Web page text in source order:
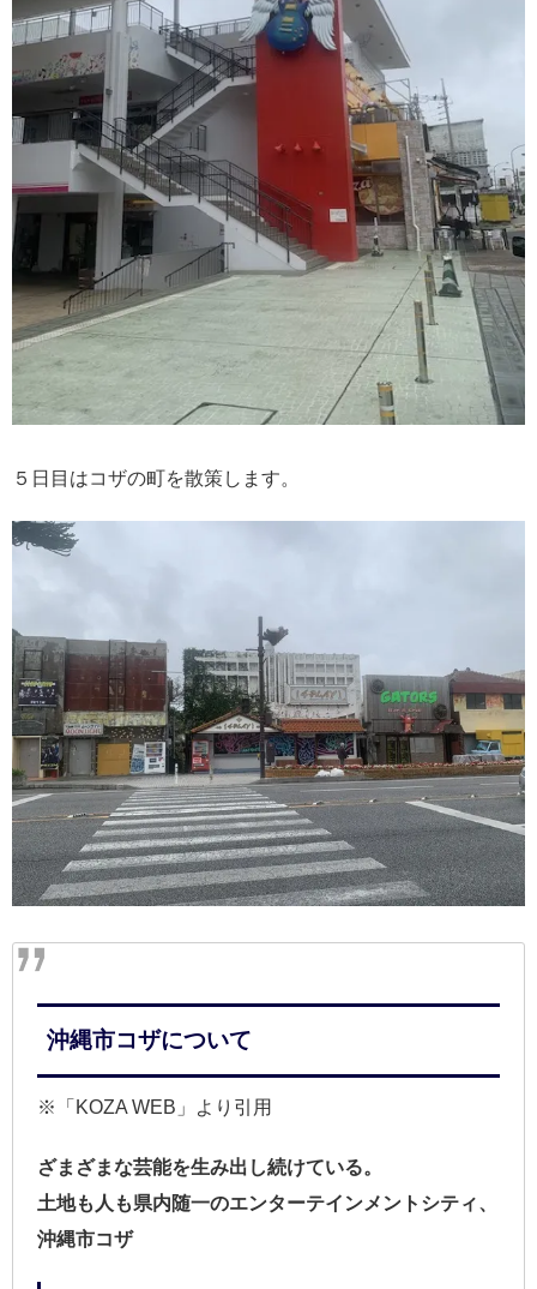
５日目はコザの町を散策します。
沖縄市コザについて
※「KOZA WEB」より引用
ざまざまな芸能を生み出し続けている。
土地も人も県内随一のエンターテインメントシティ、
沖縄市コザ